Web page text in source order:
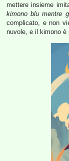
mettere insieme
kimono blu mentre
complicato, e non
nuvole, e il kimono è